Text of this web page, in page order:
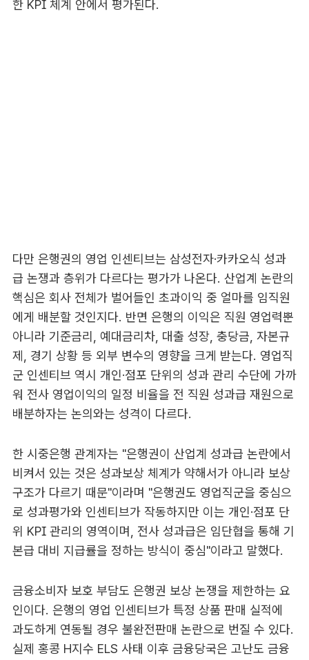
한 KPI 체계 안에서 평가된다.
다만 은행권의 영업 인센티브는 삼성전자·카카오식 성과
급 논쟁과 층위가 다르다는 평가가 나온다. 산업계 논란의
핵심은 회사 전체가 벌어들인 초과이익 중 얼마를 임직원
에게 배분할 것인지다. 반면 은행의 이익은 직원 영업력뿐
아니라 기준금리, 예대금리차, 대출 성장, 충당금, 자본규
제, 경기 상황 등 외부 변수의 영향을 크게 받는다. 영업직
군 인센티브 역시 개인·점포 단위의 성과 관리 수단에 가까
워 전사 영업이익의 일정 비율을 전 직원 성과급 재원으로
배분하자는 논의와는 성격이 다르다.
한 시중은행 관계자는 "은행권이 산업계 성과급 논란에서
비켜서 있는 것은 성과보상 체계가 약해서가 아니라 보상
구조가 다르기 때문"이라며 "은행권도 영업직군을 중심으
로 성과평가와 인센티브가 작동하지만 이는 개인·점포 단
위 KPI 관리의 영역이며, 전사 성과급은 임단협을 통해 기
본급 대비 지급률을 정하는 방식이 중심"이라고 말했다.
금융소비자 보호 부담도 은행권 보상 논쟁을 제한하는 요
인이다. 은행의 영업 인센티브가 특정 상품 판매 실적에
과도하게 연동될 경우 불완전판매 논란으로 번질 수 있다.
실제 홍콩 H지수 ELS 사태 이후 금융당국은 고난도 금융